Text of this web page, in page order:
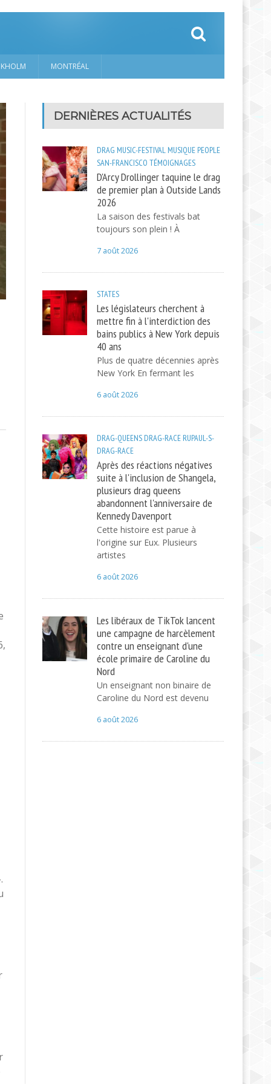
MONTRÉAL
DERNIÈRES ACTUALITÉS
DRAG MUSIC-FESTIVAL MUSIQUE PEOPLE
SAN-FRANCISCO TÉMOIGNAGES
D'Arcy Drollinger taquine le drag
de premier plan à Outside Lands
2026
La saison des festivals bat
toujours son plein ! À
7 août 2026
STATES
Les législateurs cherchent à
mettre fin à l'interdiction des
bains publics à New York depuis
40 ans
Plus de quatre décennies après
New York En fermant les
6 août 2026
DRAG-QUEENS DRAG-RACE RUPAUL-S-
DRAG-RACE
Après des réactions négatives
suite à l'inclusion de Shangela,
plusieurs drag queens
abandonnent l'anniversaire de
Kennedy Davenport
Cette histoire est parue à
l'origine sur Eux. Plusieurs
artistes
6 août 2026
Les libéraux de TikTok lancent
une campagne de harcèlement
contre un enseignant d'une
école primaire de Caroline du
Nord
Un enseignant non binaire de
Caroline du Nord est devenu
6 août 2026